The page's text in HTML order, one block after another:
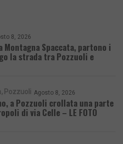
8, 2026
Montagna Spaccata, partono i
la strada tra Pozzuoli e
Pozzuoli Agosto 8, 2026
a Pozzuoli crollata una parte
di via Celle – LE FOTO